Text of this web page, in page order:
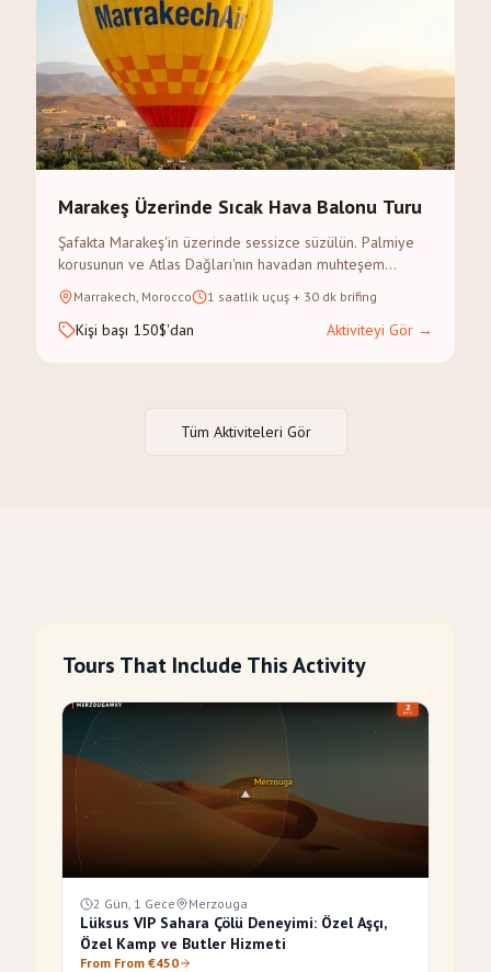
Marakeş Üzerinde Sıcak Hava Balonu Turu
Şafakta Marakeş'in üzerinde sessizce süzülün. Palmiye
korusunun ve Atlas Dağları'nın havadan muhteşem
manzarası.
Marrakech, Morocco 1 saatlik uçuş + 30 dk brifing
Kişi başı 150$'dan Aktiviteyi Gör →
Tüm Aktiviteleri Gör
Tours That Include This Activity
2 Gün, 1 Gece Merzouga
Lüksus VIP Sahara Çölü Deneyimi: Özel Aşçı,
Özel Kamp ve Butler Hizmeti
From From €450